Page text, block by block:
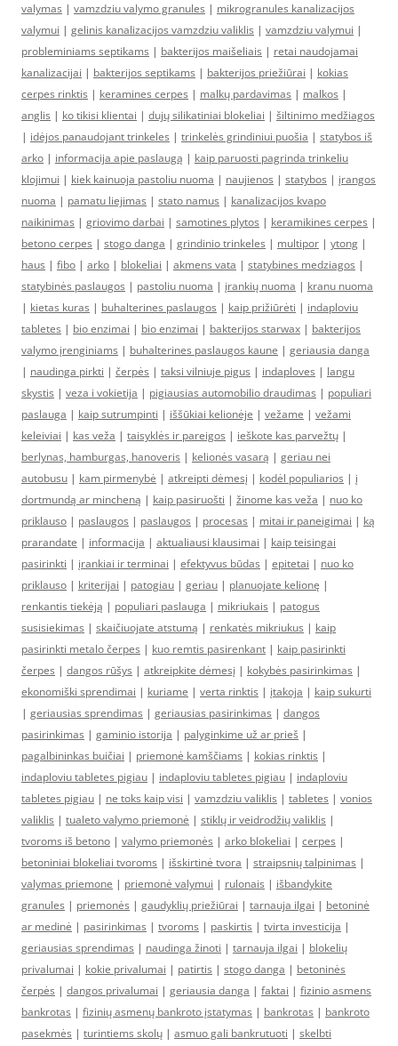
valymas | vamzdziu valymo granules | mikrogranules kanalizacijos
valymui | gelinis kanalizacijos vamzdziu valiklis | vamzdziu valymui |
probleminiams septikams | bakterijos maišeliais | retai naudojamai
kanalizacijai | bakterijos septikams | bakterijos priežiūrai | kokias
cerpes rinktis | keramines cerpes | malkų pardavimas | malkos |
anglis | ko tikisi klientai | dujų silikatiniai blokeliai | šiltinimo medžiagos
| idėjos panaudojant trinkeles | trinkelės grindiniui puošia | statybos iš
arko | informacija apie paslaugą | kaip paruosti pagrinda trinkeliu
klojimui | kiek kainuoja pastoliu nuoma | naujienos | statybos | įrangos
nuoma | pamatu liejimas | stato namus | kanalizacijos kvapo
naikinimas | griovimo darbai | samotines plytos | keramikines cerpes |
betono cerpes | stogo danga | grindinio trinkeles | multipor | ytong |
haus | fibo | arko | blokeliai | akmens vata | statybines medziagos |
statybinės paslaugos | pastoliu nuoma | įrankių nuoma | kranu nuoma
| kietas kuras | buhalterines paslaugos | kaip prižiūrėti | indaploviu
tabletes | bio enzimai | bio enzimai | bakterijos starwax | bakterijos
valymo įrenginiams | buhalterines paslaugos kaune | geriausia danga
| naudinga pirkti | čerpės | taksi vilniuje pigus | indaploves | langu
skystis | veza i vokietija | pigiausias automobilio draudimas | populiari
paslauga | kaip sutrumpinti | iššūkiai kelionėje | vežame | vežami
keleiviai | kas veža | taisyklės ir pareigos | ieškote kas parvežtų |
berlynas, hamburgas, hanoveris | kelionės vasarą | geriau nei
autobusu | kam pirmenybė | atkreipti dėmesį | kodėl populiarios | į
dortmundą ar mincheną | kaip pasiruošti | žinome kas veža | nuo ko
priklauso | paslaugos | paslaugos | procesas | mitai ir paneigimai | ką
prarandate | informacija | aktualiausi klausimai | kaip teisingai
pasirinkti | įrankiai ir terminai | efektyvus būdas | epitetai | nuo ko
priklauso | kriterijai | patogiau | geriau | planuojate kelionę |
renkantis tiekėją | populiari paslauga | mikriukais | patogus
susisiekimas | skaičiuojate atstumą | renkatės mikriukus | kaip
pasirinkti metalo čerpes | kuo remtis pasirenkant | kaip pasirinkti
čerpes | dangos rūšys | atkreipkite dėmesį | kokybės pasirinkimas |
ekonomiški sprendimai | kuriame | verta rinktis | įtakoja | kaip sukurti
| geriausias sprendimas | geriausias pasirinkimas | dangos
pasirinkimas | gaminio istorija | palyginkime už ar prieš |
pagalbininkas buičiai | priemonė kamščiams | kokias rinktis |
indaploviu tabletes pigiau | indaploviu tabletes pigiau | indaploviu
tabletes pigiau | ne toks kaip visi | vamzdziu valiklis | tabletes | vonios
valiklis | tualeto valymo priemonė | stiklų ir veidrodžių valiklis |
tvoroms iš betono | valymo priemonės | arko blokeliai | cerpes |
betoniniai blokeliai tvoroms | išskirtinė tvora | straipsnių talpinimas |
valymas priemone | priemonė valymui | rulonais | išbandykite
granules | priemonės | gaudyklių priežiūrai | tarnauja ilgai | betoninė
ar medinė | pasirinkimas | tvoroms | paskirtis | tvirta investicija |
geriausias sprendimas | naudinga žinoti | tarnauja ilgai | blokelių
privalumai | kokie privalumai | patirtis | stogo danga | betoninės
čerpės | dangos privalumai | geriausia danga | faktai | fizinio asmens
bankrotas | fizinių asmenų bankroto įstatymas | bankrotas | bankroto
pasekmės | turintiems skolų | asmuo gali bankrutuoti | skelbti